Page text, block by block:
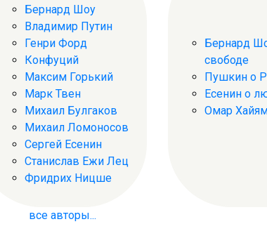
Бернард Шоу
Владимир Путин
Генри Форд
Конфуций
Максим Горький
Марк Твен
Михаил Булгаков
Михаил Ломоносов
Сергей Есенин
Станислав Ежи Лец
Фридрих Ницше
все авторы...
Бернард
свободе
Пушкин о
Есенин о
Омар